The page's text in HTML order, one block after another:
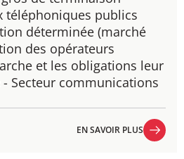
téléphoniques publics
déterminée (marché
des opérateurs
et les obligations leur
Secteur communications
EN SAVOIR PLUS